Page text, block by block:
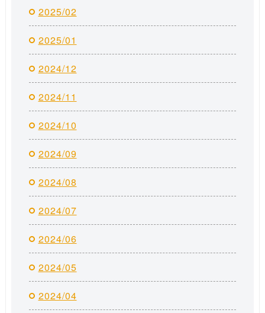
2025/02
2025/01
2024/12
2024/11
2024/10
2024/09
2024/08
2024/07
2024/06
2024/05
2024/04